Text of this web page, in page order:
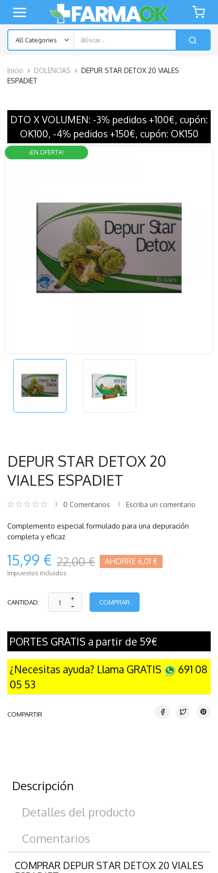
Inicio DOLENCIAS
DEPUR STAR DETOX 20 VIALES
ESPADIET
DTO X VOLUMEN: -3% pedidos +100€, cupón:
OK100, -4% pedidos +150€, cupón: OK150
¡EN OFERTA!
DEPUR STAR DETOX 20
VIALES ESPADIET
0 Comentarios Escriba un comentario
Complemento especial formulado para una depuración
completa y eficaz
15,99 € 22,00 € AHORRE 6,01 €
Impuestos incluidos
CANTIDAD: COMPRAR
PORTES GRATIS a partir de 59€
¿Necesitas ayuda? Llama GRATIS
691 08
05 53
COMPARTIR
Descripción
Detalles del producto
Comentarios
COMPRAR DEPUR STAR DETOX 20 VIALES